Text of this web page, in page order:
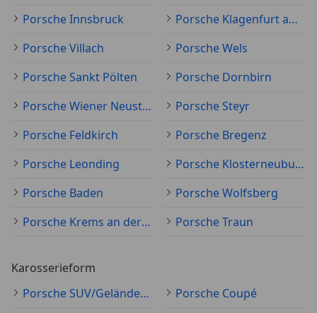
Porsche Innsbruck
Porsche Klagenfurt am Wörthersee
Porsche Villach
Porsche Wels
Porsche Sankt Pölten
Porsche Dornbirn
Porsche Wiener Neustadt
Porsche Steyr
Porsche Feldkirch
Porsche Bregenz
Porsche Leonding
Porsche Klosterneuburg
Porsche Baden
Porsche Wolfsberg
Porsche Krems an der Donau
Porsche Traun
Karosserieform
Porsche SUV/Geländewagen/Pickup
Porsche Coupé